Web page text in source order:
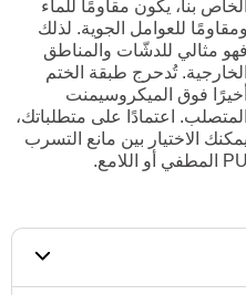
الخاص بنا، يكون مقاومًا للماء
ومقاومًا للعوامل الجوية. لذلك
فهو مثالي للدشّات والمناطق
الخارجية. تُدحرج طبقة الختم
أخيرًا فوق الميكروسيمنت
المتصلب. اعتمادًا على متطلباتك،
يمكنك الاختيار بين مانع التسرب
PU المطفي أو اللامع.